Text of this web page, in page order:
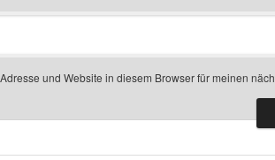
und Website in diesem Browser für meinen